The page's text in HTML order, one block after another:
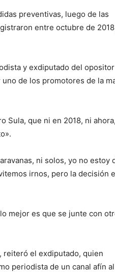
preventivas, luego de las
entre octubre de
y exdiputado del opositor
de los promotores de la
Sula, que ni en 2018, ni
ni solos, yo no estoy
irnos, pero la decisión
mejor es que se junte con
reiteró el exdiputado, quien
periodista de un canal afín al